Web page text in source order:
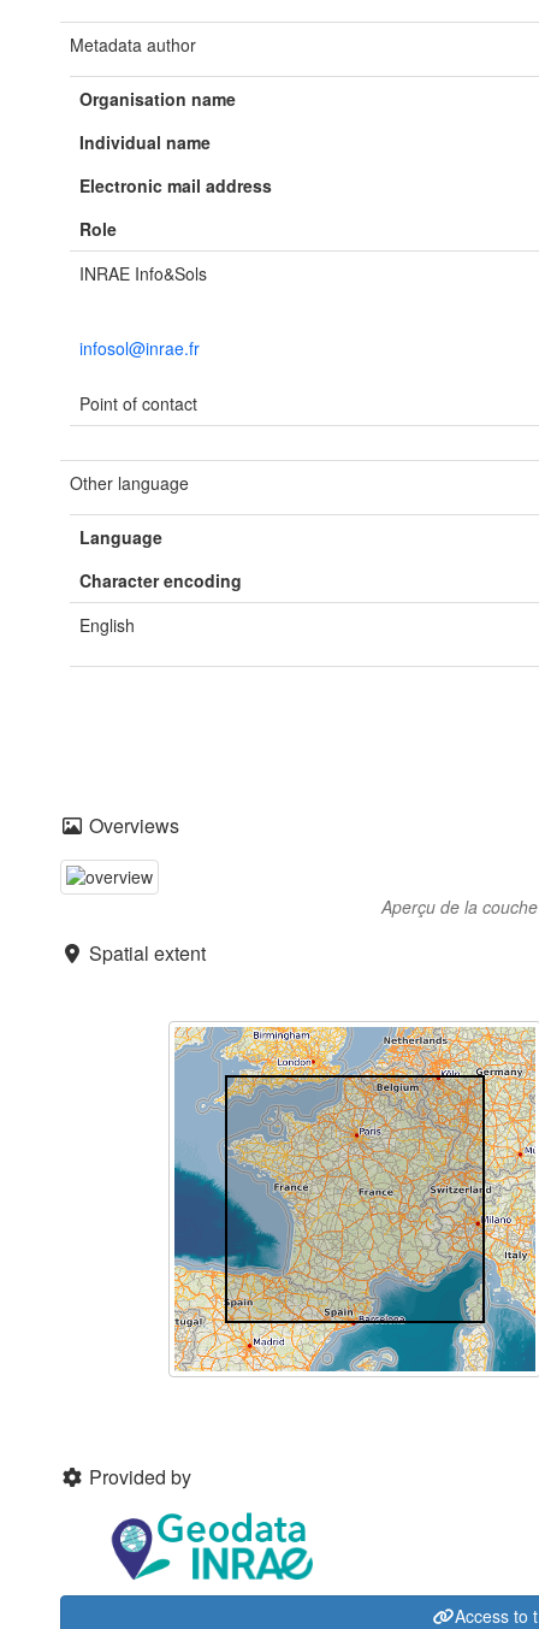
Metadata author
Organisation name
Individual name
Electronic mail address
Role
INRAE Info&Sols
infosol@inrae.fr
Point of contact
Other language
Language
Character encoding
English
Overviews
Aperçu de la
Spatial extent
Provided by
Access to